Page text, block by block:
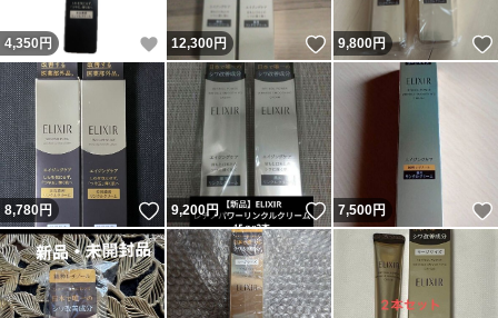
4,350 円 いいね！
12,300円 いいね！
9,800円
8,780円 いいね！
9,200円 いいね！
7,500円